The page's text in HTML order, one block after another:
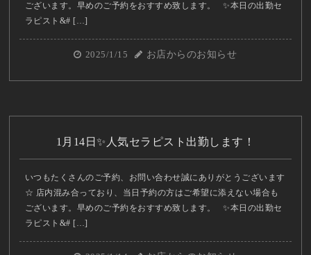
ございます。早めのご予約をおすすめ致します。 ✨本日の出勤セ
ラピスト&# […]
2025/1/15 お店からのお知らせ
1月14日✨人気セラピスト出勤します！
いつもたくさんのご予約、お問い合わせ誠にありがとうございます
☆ 店内混み合っており、当日予約の方はご希望に添えない場合も
ございます。早めのご予約をおすすめ致します。 ✨本日の出勤セ
ラピスト&# […]